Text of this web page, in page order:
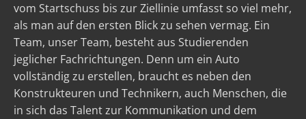
vom Startschuss bis zur Ziellinie umfasst so viel mehr,
als man auf den ersten Blick zu sehen vermag. Ein
Team, unser Team, besteht aus Studierenden
jeglicher Fachrichtungen. Denn um ein Auto
vollständig zu erstellen, braucht es neben den
Konstrukteuren und Technikern, auch Menschen, die
in sich das Talent zur Kommunikation und dem